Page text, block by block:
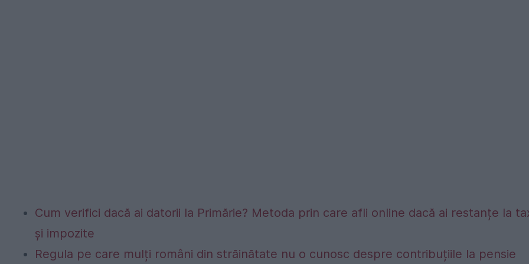
Cum verifici dacă ai datorii la Primărie? Metoda prin care afli online dacă ai restanțe la
și impozite
Regula pe care mulți români din străinătate nu o cunosc despre contribuțiile la pensie